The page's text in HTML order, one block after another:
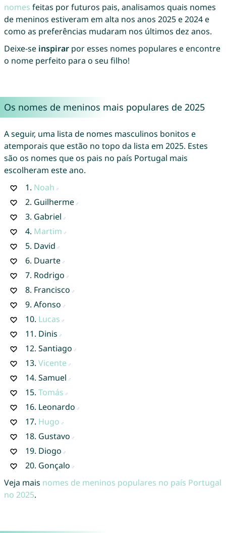
nomes feitas por futuros pais, analisamos quais nomes
de meninos estiveram em alta nos anos 2025 e 2024 e
como as preferências mudaram nos últimos dez anos.
Deixe-se inspirarpor esses nomes populares e encontre
o nome perfeito para o seu filho!
Os nomes de meninos mais populares de 2025
A seguir, uma lista de nomes masculinos bonitos e
atemporais que estão no topo da lista em 2025. Estes
são os nomes que os pais no país Portugal mais
escolheram este ano.
1. Noah
2. Guilherme
3. Gabriel
4. Martim
5. David
6. Duarte
7. Rodrigo
8. Francisco
9. Afonso
10. Lucas
11. Dinis
12. Santiago
13. Vicente
14. Samuel
15. Tomás
16. Leonardo
17. Hugo
18. Gustavo
19. Diogo
20. Gonçalo
Veja mais nomes de meninos populares no país Portugal
no 2025.